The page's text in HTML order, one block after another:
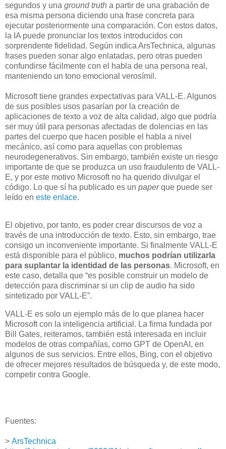
segundos y una ground truth a partir de una grabación de
esa misma persona diciendo una frase concreta para
ejecutar posteriormente una comparación. Con estos datos,
la IA puede pronunciar los textos introducidos con
sorprendente fidelidad. Según indica ArsTechnica, algunas
frases pueden sonar algo enlatadas, pero otras pueden
confundirse fácilmente con el habla de una persona real,
manteniendo un tono emocional verosímil.
Microsoft tiene grandes expectativas para VALL-E. Algunos
de sus posibles usos pasarían por la creación de
aplicaciones de texto a voz de alta calidad, algo que podría
ser muy útil para personas afectadas de dolencias en las
partes del cuerpo que hacen posible el habla a nivel
mecánico, así como para aquellas con problemas
neurodegenerativos. Sin embargo, también existe un riesgo
importante de que se produzca un uso fraudulento de VALL-
E, y por este motivo Microsoft no ha querido divulgar el
código. Lo que sí ha publicado es un paperque puede ser
leído en este enlace.
El objetivo, por tanto, es poder crear discursos de voz a
través de una introducción de texto. Esto, sin embargo, trae
consigo un inconveniente importante. Si finalmente VALL-E
está disponible para el público, muchos podrían utilizarla
para suplantar la identidad de las personas. Microsoft, en
este caso, detalla que “es posible construir un modelo de
detección para discriminar si un clip de audio ha sido
sintetizado por VALL-E”.
VALL-E es solo un ejemplo más de lo que planea hacer
Microsoft con la inteligencia artificial. La firma fundada por
Bill Gates, reiteramos, también está interesada en incluir
modelos de otras compañías, como GPT de OpenAI, en
algunos de sus servicios. Entre ellos, Bing, con el objetivo
de ofrecer mejores resultados de búsqueda y, de este modo,
competir contra Google.
Fuentes:
> ArsTechnica